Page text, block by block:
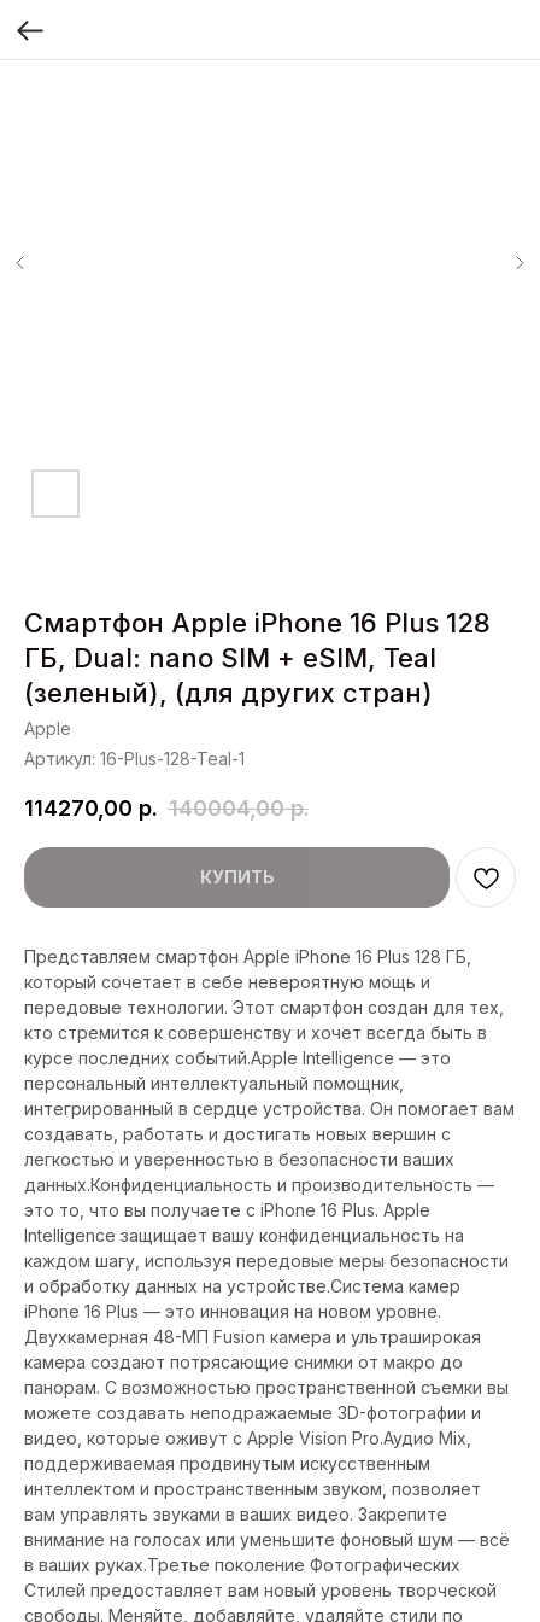
Смартфон Apple iPhone 16 Plus 128
ГБ, Dual: nano SIM + eSIM, Teal
(зеленый), (для других стран)
Apple
Артикул: 16-Plus-128-Teal-1
114270,00 р. 140004,00 р.
КУПИТЬ
Представляем смартфон Apple iPhone 16 Plus 128 ГБ,
который сочетает в себе невероятную мощь и
передовые технологии. Этот смартфон создан для тех,
кто стремится к совершенству и хочет всегда быть в
курсе последних событий.Apple Intelligence — это
персональный интеллектуальный помощник,
интегрированный в сердце устройства. Он помогает вам
создавать, работать и достигать новых вершин с
легкостью и уверенностью в безопасности ваших
данных.Конфиденциальность и производительность —
это то, что вы получаете с iPhone 16 Plus. Apple
Intelligence защищает вашу конфиденциальность на
каждом шагу, используя передовые меры безопасности
и обработку данных на устройстве.Система камер
iPhone 16 Plus — это инновация на новом уровне.
Двухкамерная 48-МП Fusion камера и ультраширокая
камера создают потрясающие снимки от макро до
панорам. С возможностью пространственной съемки вы
можете создавать неподражаемые 3D-фотографии и
видео, которые оживут с Apple Vision Pro.Аудио Mix,
поддерживаемая продвинутым искусственным
интеллектом и пространственным звуком, позволяет
вам управлять звуками в ваших видео. Закрепите
внимание на голосах или уменьшите фоновый шум — всё
в ваших руках.Третье поколение Фотографических
Стилей предоставляет вам новый уровень творческой
свободы. Меняйте, добавляйте, удаляйте стили по